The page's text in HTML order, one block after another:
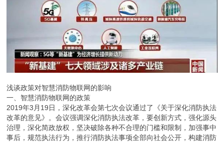
浅谈政策对智慧消防物联网的影响
一、智慧消防物联网的政策
2019年3月19日，深化改革会第七次会议通过了《关于深化消防执法
改革的意见》。会议强调深化消防执法改革，要创新方式，强化源头
治理，深化简政放权，坚决破除各种不合理的门槛和限制，加强事中
事后，规范执法行为，推行消防执法事项全部向社会公开，构建消防